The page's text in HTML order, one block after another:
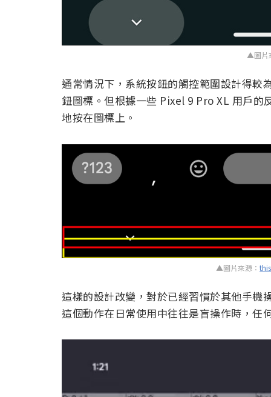
▲圖片
通常情況下，系統按鈕的觸控範圍設計得較
鈕圖標。但根據一些 Pixel 9 Pro XL 用戶的
地按在圖標上。
▲圖片來源：
這樣的設計改變，對於已經習慣於其他手機
這個動作在日常使用中往往是盲操作時，任